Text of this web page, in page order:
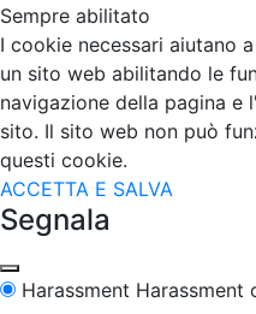
Sempre abilitato
I cookie necessari aiutano
un sito web abilitando le
navigazione della pagina e
sito. Il sito web non può
questi cookie.
ACCETTA E SALVA
Segnala
Harassment Harassment